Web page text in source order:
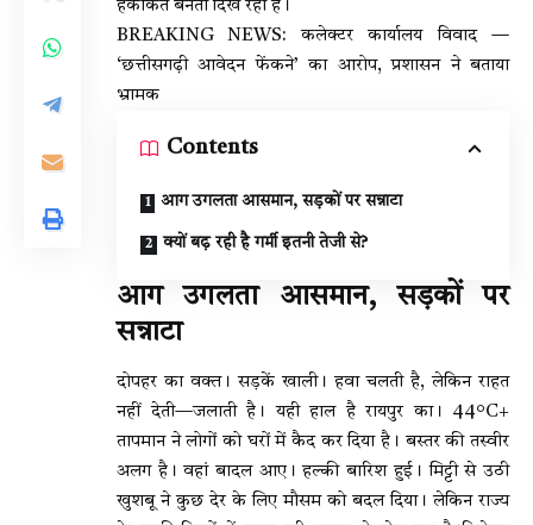
हकीकत बनती दिख रही है।
BREAKING NEWS: कलेक्टर कार्यालय विवाद —
‘छत्तीसगढ़ी आवेदन फेंकने’ का आरोप, प्रशासन ने बताया
भ्रामक
Contents
आग उगलता आसमान, सड़कों पर सन्नाटा
क्यों बढ़ रही है गर्मी इतनी तेजी से?
आग उगलता आसमान, सड़कों पर
सन्नाटा
दोपहर का वक्त। सड़कें खाली। हवा चलती है, लेकिन राहत
नहीं देती—जलाती है। यही हाल है रायपुर का। 44°C+
तापमान ने लोगों को घरों में कैद कर दिया है। बस्तर की तस्वीर
अलग है। वहां बादल आए। हल्की बारिश हुई। मिट्टी से उठी
खुशबू ने कुछ देर के लिए मौसम को बदल दिया। लेकिन राज्य